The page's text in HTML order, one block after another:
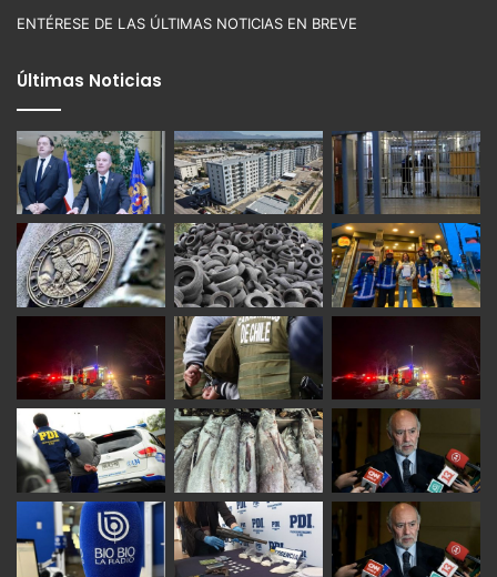
ENTÉRESE DE LAS ÚLTIMAS NOTICIAS EN BREVE
Últimas Noticias